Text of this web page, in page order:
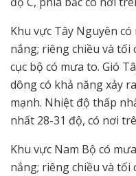
Khu vực Tây Nguyên
nắng; riêng chiều và tối
cục bộ có mưa to. Gió
dông có khả năng xảy
mạnh. Nhiệt độ thấp
nhất 28-31 độ, có nơi
Khu vực Nam Bộ có
nắng; riêng chiều và tối